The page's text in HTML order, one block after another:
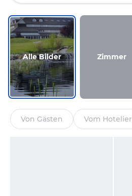
Alle Bilder Zimmer
Von Gästen Vom Hotelier